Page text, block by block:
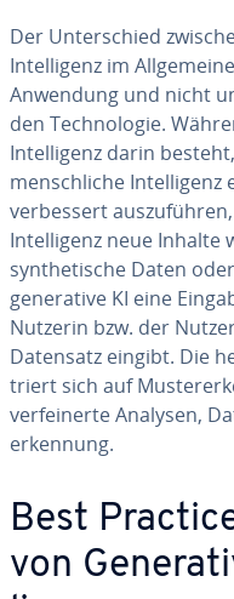
Der Un­ter­schied
In­tel­li­genz im
Anwendung und nicht
den Tech­no­lo­gie.
In­tel­li­genz darin
mensch­li­che
ver­bes­sert
In­tel­li­genz neue Inhalte
syn­the­ti­sche Daten
ge­ne­ra­ti­ve KI eine
Nutzerin bzw. der
Datensatz eingibt. Die
triert sich auf
ver­fei­ner­te Analysen,
er­ken­nung.
Best
von